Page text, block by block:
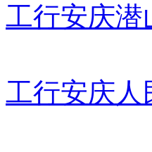
工行安庆潜
工行安庆人